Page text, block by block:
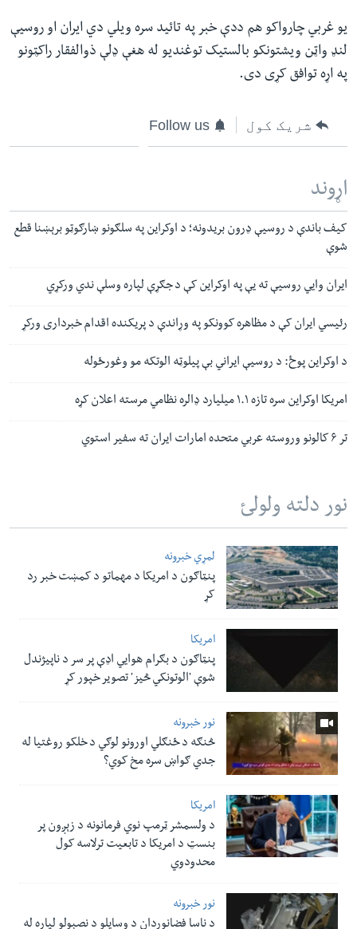
یو غربي چارواکو هم ددې خبر په تائید سره ویلي دي ایران او روسیې
لنډ واټن ویشتونکو بالستیک توغندیو له هغې ډلې ‌ذوالفقار راکټونو
په اړه توافق کړی دی.
شریک کول Follow us
اړوند
کیف باندې د روسیې ډرون بریدونه؛ د اوکراین په سلګونو ښارګوټو برېښنا قطع
شوې
ایران وایي روسیې ته یې په اوکراین کې د جګړې لپاره وسلې ندي ورکړي
رئیسي ایران کې د مظاهره کوونکو په وړاندې د پریکنده اقدام خبرداری ورکړ
د اوکراین پوځ: د روسيې ایراني بې پیلوټه الوتکه مو وغورځوله
امریکا اوکراین سره تازه ۱.۱ میلیارد ډالره نظامي مرسته اعلان کړه
تر ۶ کالونو وروسته عربي متحده امارات ایران ته سفیر استوي
نور دلته ولولئ
لمړي خبرونه
پنټاګون د امریکا د مهماتو د کمښت خبر رد
کړ
امریکا
پنټاګون د بګرام هوایي اډې پر سر د ناپيژندل
شوې 'الوتونکي څيز' تصویر خپور کړ
نور خبرونه
څنګه د ځنګلي اورونو لوګي د خلکو روغتیا له
جدي ګواښ سره مخ کوي؟
امریکا
د ولسمشر ټرمپ نوي فرمانونه د زېږون پر
بنسټ د امریکا د تابعیت ترلاسه کول
محدودوي
نور خبرونه
د ناسا فضانوردان د وسایلو د نصبولو لپاره له